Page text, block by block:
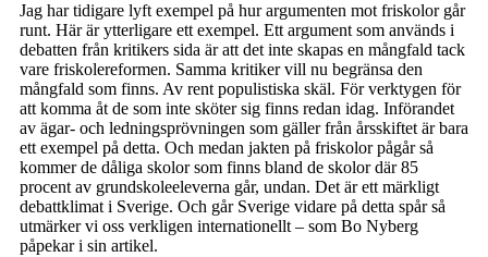
Jag har tidigare lyft exempel på hur argumenten mot friskolor går
runt. Här är ytterligare ett exempel. Ett argument som används i
debatten från kritikers sida är att det inte skapas en mångfald tack
vare friskolereformen. Samma kritiker vill nu begränsa den
mångfald som finns. Av rent populistiska skäl. För verktygen för
att komma åt de som inte sköter sig finns redan idag. Införandet
av ägar- och ledningsprövningen som gäller från årsskiftet är bara
ett exempel på detta. Och medan jakten på friskolor pågår så
kommer de dåliga skolor som finns bland de skolor där 85
procent av grundskoleeleverna går, undan. Det är ett märkligt
debattklimat i Sverige. Och går Sverige vidare på detta spår så
utmärker vi oss verkligen internationellt – som Bo Nyberg
påpekar i sin artikel.